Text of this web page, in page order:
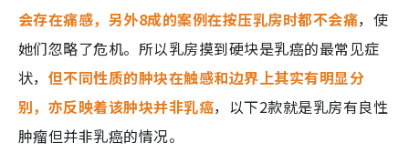
会存在痛感，另外8成的案例在按压乳房时都不会痛，使
她们忽略了危机。所以乳房摸到硬块是乳癌的最常见症
状， 但不同性质的肿块在触感和边界上其实有明显分
别，亦反映着该肿块并非乳癌，以下2款就是乳房有良性
肿瘤但并非乳癌的情况。